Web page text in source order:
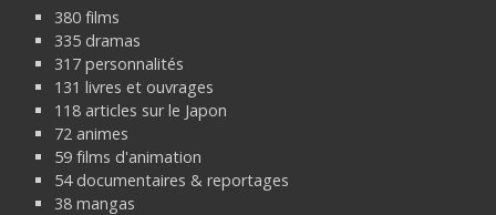
380 films
335 dramas
317 personnalités
131 livres et ouvrages
118 articles sur le Japon
72 animes
59 films d'animation
54 documentaires & reportages
38 mangas